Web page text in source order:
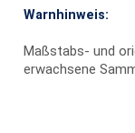
Warnhinweis:
Maßstabs- und
erwachsene